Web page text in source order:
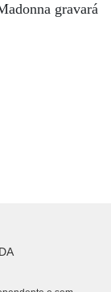
gravará